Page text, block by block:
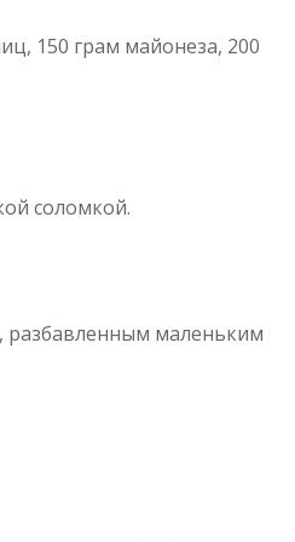
150 грам майонеза, 200
соломкой.
разбавленным маленьким